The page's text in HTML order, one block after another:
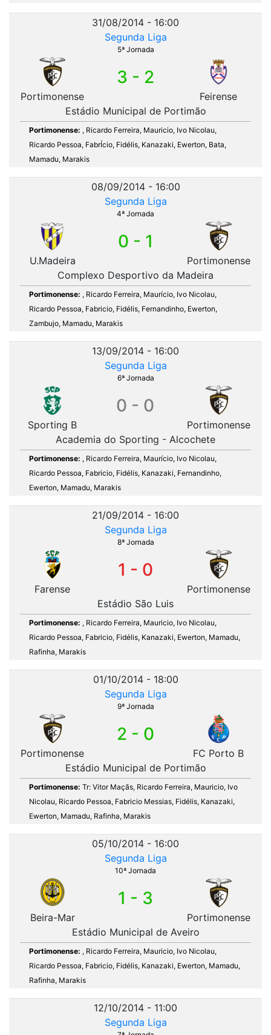
31/08/2014 - 16:00
Segunda Liga
5ª Jornada
Portimonense
3 - 2
Feirense
Estádio Municipal de Portimão
Portimonense: , Ricardo Ferreira, Mauricio, Ivo Nicolau,
Ricardo Pessoa, FabrÍcio, Fidélis, Kanazaki, Ewerton, Bata,
Mamadu, Marakis
08/09/2014 - 16:00
Segunda Liga
4ª Jornada
U.Madeira
0 - 1
Portimonense
Complexo Desportivo da Madeira
Portimonense: , Ricardo Ferreira, Maurício, Ivo Nicolau,
Ricardo Pessoa, Fabricio, Fidélis, Fernandinho, Ewerton,
Zambujo, Mamadu, Marakis
13/09/2014 - 16:00
Segunda Liga
6ª Jornada
Sporting B
0 - 0
Portimonense
Academia do Sporting - Alcochete
Portimonense: , Ricardo Ferreira, Maurício, Ivo Nicolau,
Ricardo Pessoa, Fabricio, Fidélis, Kanazaki, Fernandinho,
Ewerton, Mamadu, Marakis
21/09/2014 - 16:00
Segunda Liga
8ª Jornada
Farense
1 - 0
Portimonense
Estádio São Luis
Portimonense: , Ricardo Ferreira, Mauricio, Ivo Nicolau,
Ricardo Pessoa, Fabricio, Fidélis, Kanazaki, Ewerton, Mamadu,
Rafinha, Marakis
01/10/2014 - 18:00
Segunda Liga
9ª Jornada
Portimonense
2 - 0
FC Porto B
Estádio Municipal de Portimão
Portimonense: Tr: Vitor Maçãs, Ricardo Ferreira, Mauricio, Ivo
Nicolau, Ricardo Pessoa, Fabricio Messias, Fidélis, Kanazaki,
Ewerton, Mamadu, Rafinha, Marakis
05/10/2014 - 16:00
Segunda Liga
10ª Jornada
Beira-Mar
1 - 3
Portimonense
Estádio Municipal de Aveiro
Portimonense: , Ricardo Ferreira, Mauricio, Ivo Nicolau,
Ricardo Pessoa, Fabricio, Fidélis, Kanazaki, Ewerton, Mamadu,
Rafinha, Marakis
12/10/2014 - 11:00
Segunda Liga